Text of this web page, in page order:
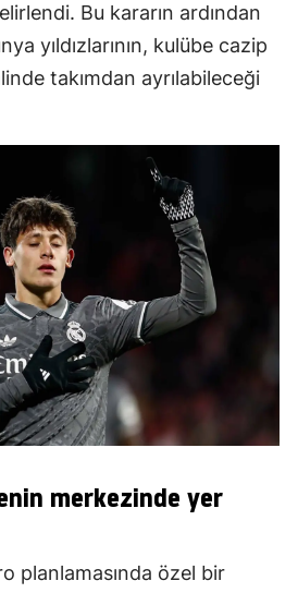
Bu kararın ardından
yıldızlarının, kulübe cazip
takımdan ayrılabileceği
merkezinde yer
planlamasında özel bir